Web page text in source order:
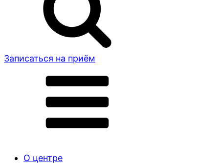
Записаться на приём
О центре